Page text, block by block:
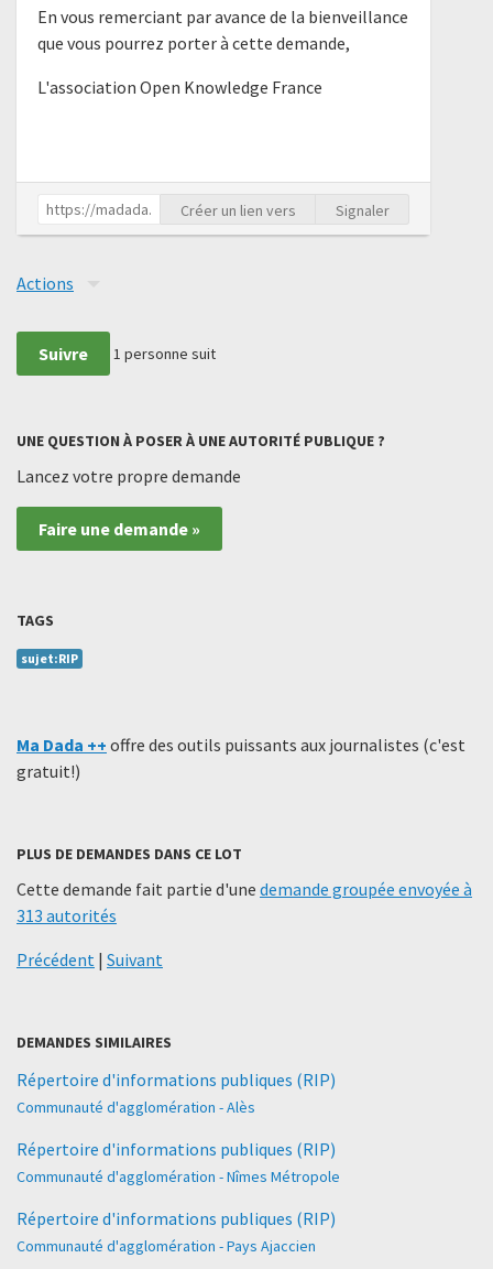
En vous remerciant par avance de la bienveillance
que vous pourrez porter à cette demande,
L'association Open Knowledge France
Créer un lien vers Signaler
Actions
Suivre 1 personne suit
UNE QUESTION À POSER À UNE AUTORITÉ PUBLIQUE ?
Lancez votre propre demande
Faire une demande »
TAGS
sujet:RIP
Ma Dada ++ offre des outils puissants aux journalistes (c'est
gratuit!)
PLUS DE DEMANDES DANS CE LOT
Cette demande fait partie d'une demande groupée envoyée à
313 autorités
Précédent | Suivant
DEMANDES SIMILAIRES
Répertoire d'informations publiques (RIP)
Communauté d'agglomération - Alès
Répertoire d'informations publiques (RIP)
Communauté d'agglomération - Nîmes Métropole
Répertoire d'informations publiques (RIP)
Communauté d'agglomération - Pays Ajaccien